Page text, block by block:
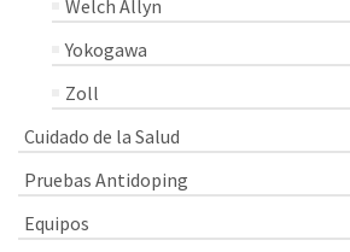
Welch Allyn
Yokogawa
Zoll
Cuidado de la Salud
Pruebas Antidoping
Equipos